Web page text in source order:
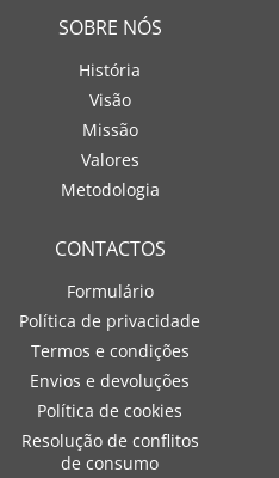
SOBRE NÓS
História
Visão
Missão
Valores
Metodologia
CONTACTOS
Formulário
Política de privacidade
Termos e condições
Envios e devoluções
Política de cookies
Resolução de conflitos
de consumo